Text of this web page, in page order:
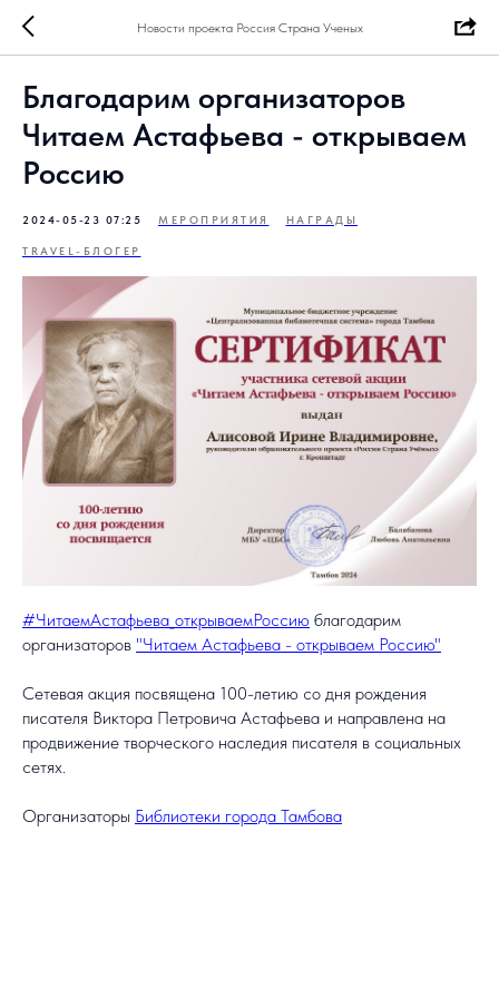
Новости проекта Россия Страна Ученых
Благодарим организаторов
Читаем Астафьева - открываем
Россию
2024-05-23 07:25 МЕРОПРИЯТИЯ НАГРАДЫ
TRAVEL-БЛОГЕР
#ЧитаемАстафьева_открываемРоссию благодарим
организаторов "Читаем Астафьева - открываем Россию"
Сетевая акция посвящена 100-летию со дня рождения
писателя Виктора Петровича Астафьева и направлена на
продвижение творческого наследия писателя в социальных
сетях.
Организаторы Библиотеки города Тамбова